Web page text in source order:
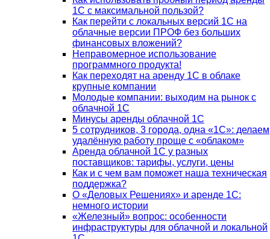
1С с максимальной пользой?
Как перейти с локальных версий 1С на
облачные версии ПРОФ без больших
финансовых вложений?
Неправомерное использование
программного продукта!
Как переходят на аренду 1С в облаке
крупные компании
Молодые компании: выходим на рынок с
облачной 1С
Минусы аренды облачной 1С
5 сотрудников, 3 города, одна «1С»: делаем
удалённую работу проще с «облаком»
Аренда облачной 1С у разных
поставщиков: тарифы, услуги, цены
Как и с чем вам поможет наша техническая
поддержка?
О «Деловых Решениях» и аренде 1С:
немного истории
«Железный» вопрос: особенности
инфраструктуры для облачной и локальной